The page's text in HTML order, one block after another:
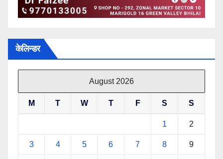
केलिन्डर
August 2026
M T W T F S S
1 2
3 4 5 6 7 8 9